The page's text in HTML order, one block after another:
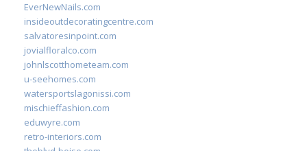
EverNewNails.com
insideoutdecoratingcentre.com
salvatoresinpoint.com
jovialfloralco.com
johnlscotthometeam.com
u-seehomes.com
watersportslagonissi.com
mischieffashion.com
eduwyre.com
retro-interiors.com